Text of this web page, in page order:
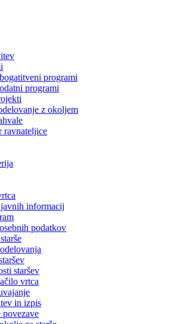
programi
programi
z okoljem
ravnateljice
informacij
podatkov
staršev
vrtca
in izpis